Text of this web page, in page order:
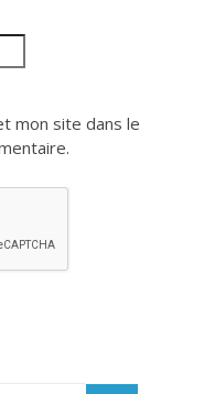
mon site dans le